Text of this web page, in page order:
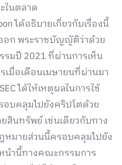
ในตลาด
ได้อธิบายเกี่ยวกับเรื่องนี้
อก พระราชบัญญัติว่าด้วย
มปี 2021 ที่ผ่านการเห็น
มื่อเดือนเมษายนที่ผ่านมา
ได้ให้เหตุผลในการใช้
บคลุมไปยังคริปโตด้วย
สินทรัพย์ เช่นเดียวกับทาง
หมายส่วนนี้ครอบคลุมไปยัง
านี้ทางคณะกรรมการ